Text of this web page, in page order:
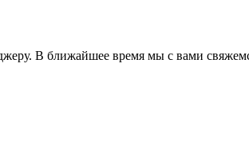
В ближайшее время мы с вами